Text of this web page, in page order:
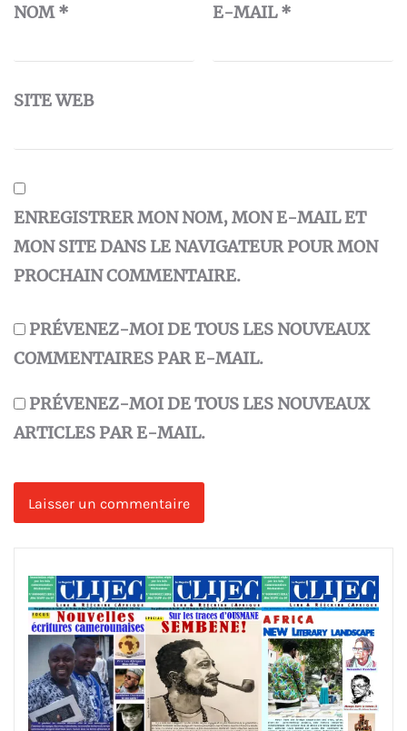
NOM* E-MAIL*
SITE WEB
ENREGISTRER MON NOM, MON E-MAIL ET
MON SITE DANS LE NAVIGATEUR POUR MON
PROCHAIN COMMENTAIRE.
PRÉVENEZ-MOI DE TOUS LES NOUVEAUX
COMMENTAIRES PAR E-MAIL.
PRÉVENEZ-MOI DE TOUS LES NOUVEAUX
ARTICLES PAR E-MAIL.